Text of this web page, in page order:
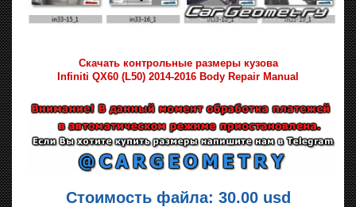
Скачать контрольные размеры кузова
Infiniti QX60 (L50) 2014-2016 Body Repair Manual
Стоимость файла: 30.00 usd